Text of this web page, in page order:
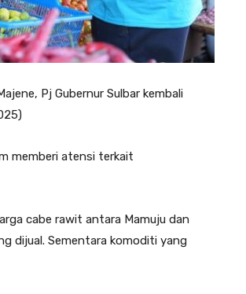
Pj Gubernur Sulbar kembali
memberi atensi terkait
cabe rawit antara Mamuju dan
dijual. Sementara komoditi yang